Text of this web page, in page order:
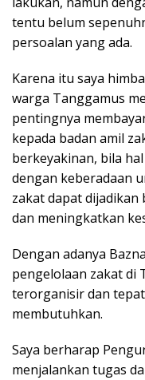
tentu belum
persoalan yang ada.
Karena itu saya
warga Tanggamus
pentingnya
kepada badan amil
berkeyakinan, bila
dengan keberadaan
zakat dapat
dan meningkatkan
Dengan adanya
pengelolaan zakat di
terorganisir dan
membutuhkan.
Saya berharap
menjalankan tugas